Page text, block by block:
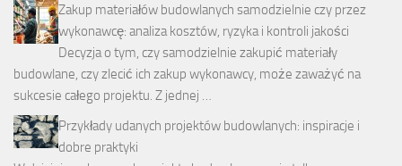
Zakup materiałów budowlanych samodzielnie czy przez
wykonawcę: analiza kosztów, ryzyka i kontroli jakości
Decyzja o tym, czy samodzielnie zakupić materiały
budowlane, czy zlecić ich zakup wykonawcy, może zaważyć na
sukcesie całego projektu. Z jednej …
Przykłady udanych projektów budowlanych: inspiracje i
dobre praktyki